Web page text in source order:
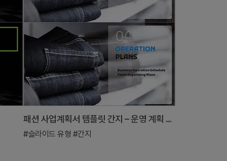
패션 사업계획서 템플릿 간지 – 운영 계획 강조
#슬라이드 유형 #간지